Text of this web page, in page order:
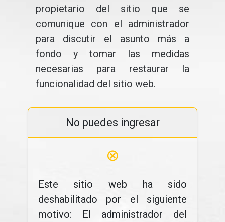
propietario del sitio que se
comunique con el administrador
para discutir el asunto más a
fondo y tomar las medidas
necesarias para restaurar la
funcionalidad del sitio web.
No puedes ingresar
⊗
Este sitio web ha sido
deshabilitado por el siguiente
motivo: El administrador del